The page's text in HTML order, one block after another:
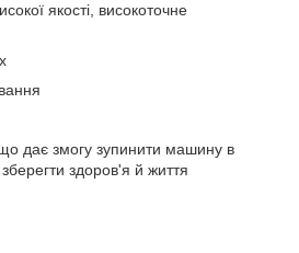
якості, високоточне
дає змогу зупинити машину в
зберегти здоров'я й життя